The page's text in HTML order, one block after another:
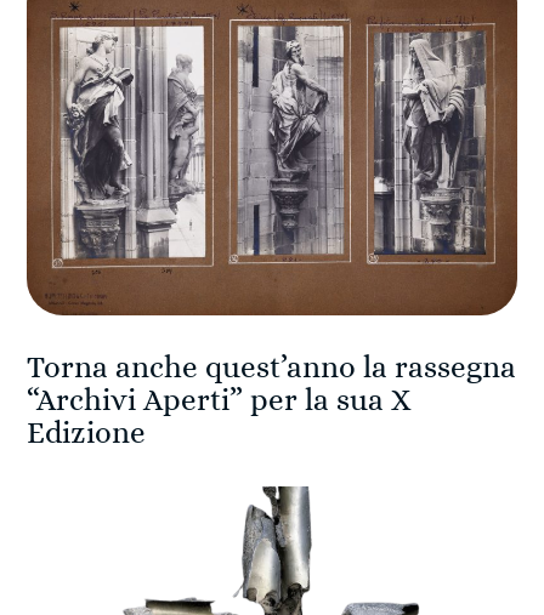
Torna anche quest’anno la rassegna
“Archivi Aperti” per la sua X
Edizione